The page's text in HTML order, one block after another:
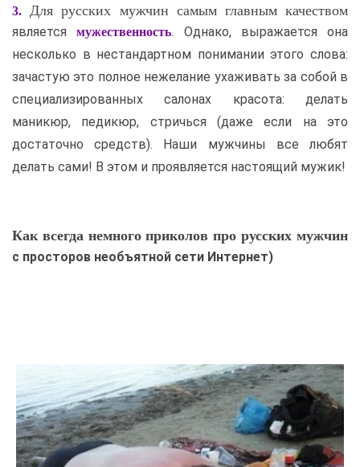
3. Для русских мужчин самым главным качеством
являетсямужественность. Однако, выражается она
несколько в нестандартном понимании этого слова:
зачастую это полное нежелание ухаживать за собой в
специализированных салонах красота: делать
маникюр, педикюр, стричься (даже если на это
достаточно средств). Наши мужчины все любят
делать сами! В этом и проявляется настоящий мужик!
Как всегда немного приколов про русских мужчин
с просторов необъятной сети Интернет)